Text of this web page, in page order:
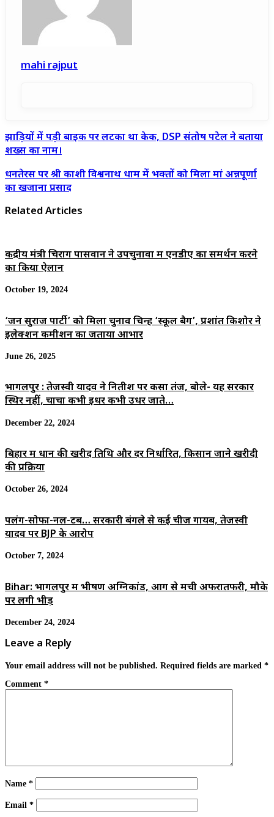
mahi rajput
झाड़ियों
में
पड़ी
पर
लटका
था
DSP
बताया
शख्स
का
झाड़ियों में पड़ी बाइक पर लटका था केक, DSP संतोष पटेल ने बताया
शख्स का नाम।
धनतेरस
पर
श्री
विश्वनाथ
को
मिला
मां
का
धनतेरस पर श्री काशी विश्वनाथ धाम में भक्तों को मिला मां अन्नपूर्णा
का खजाना प्रसाद
Related Articles
केंद्रीय मंत्री चिराग पासवान ने उपचुनावों में एनडीए का समर्थन करने
का किया ऐलान
October 19, 2024
‘जन सुराज पार्टी’ को मिला चुनाव चिन्ह ‘स्कूल बैग’, प्रशांत किशोर ने
इलेक्शन कमीशन का जताया आभार
June 26, 2025
भागलपुर : तेजस्वी यादव ने नितीश पर कसा तंज, बोले- यह सरकार
स्थिर नहीं, चाचा कभी इधर कभी उधर जाते…
December 22, 2024
बिहार में धान की खरीद तिथि और दर निर्धारित, किसान जाने खरीदी
की प्रक्रिया
October 26, 2024
पलंग-सोफा-नल-टब… सरकारी बंगले से कई चीजें गायब, तेजस्वी
यादव पर BJP के आरोप
October 7, 2024
Bihar: भागलपुर में भीषण अग्निकांड, आग से मची अफरातफरी, मौके
पर लगी भीड़
December 24, 2024
Leave a Reply
Your email address will not be published. Required fields are marked *
Comment *
Name *
Email *